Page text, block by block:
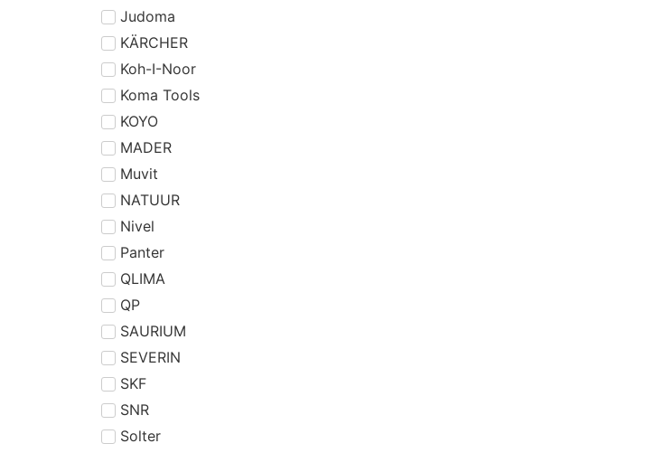
Judoma
KÄRCHER
Koh-I-Noor
Koma Tools
KOYO
MADER
Muvit
NATUUR
Nivel
Panter
QLIMA
QP
SAURIUM
SEVERIN
SKF
SNR
Solter